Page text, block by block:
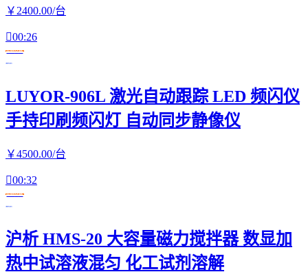
￥ 2400.00/台
00:26
在线交易
LUYOR-906L 激光自动跟踪 LED 频闪仪
手持印刷频闪灯 自动同步静像仪
￥4500.00/台
00:32
在线交易
沪析 HMS-20 大容量磁力搅拌器 数显加
热中试溶液混匀 化工试剂溶解